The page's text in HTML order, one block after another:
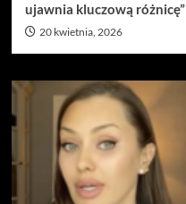
ujawnia kluczową różnicę”
20 kwietnia, 2026